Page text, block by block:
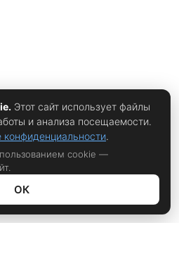
Этот сайт использует файлы
и анализа посещаемости.
конфиденциальности.
cookie —
ОК